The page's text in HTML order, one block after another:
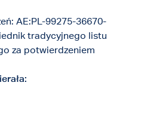
łatwo przekształcić do
takich jak HTML
przez osoby niewidome.
AE:PL-99275-36670-
tradycyjnego listu
za potwierdzeniem